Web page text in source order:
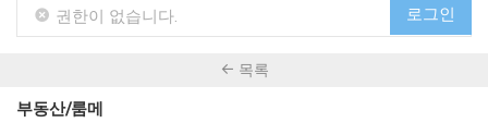
권한이 없습니다. 로그인
목록
부동산/룸메